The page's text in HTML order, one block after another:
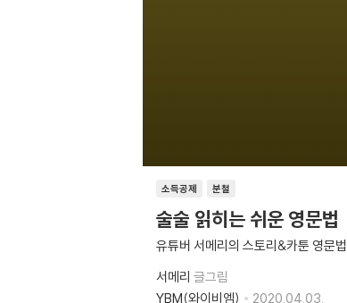
소득공제 분철
술술 읽히는 쉬운 영문법
유튜버 서메리의 스토리&카툰 영문법
서메리 글그림
YBM(와이비엠)
2020.04.03.